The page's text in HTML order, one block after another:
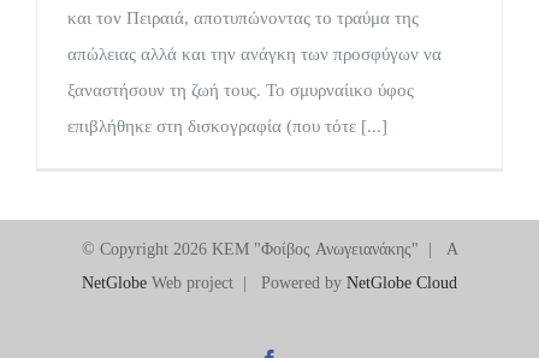
και τον Πειραιά, αποτυπώνοντας το τραύμα της
απώλειας αλλά και την ανάγκη των προσφύγων να
ξαναστήσουν τη ζωή τους. Το σμυρναίικο ύφος
επιβλήθηκε στη δισκογραφία (που τότε [...]
© Copyright 2026 ΚΕΜ "Φοίβος Ανωγειανάκης" | A
NetGlobe Web project | Powered by NetGlobe Cloud